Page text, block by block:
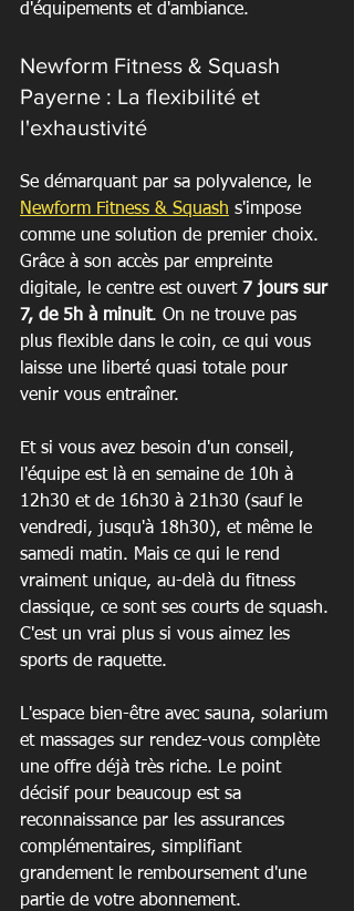
d'équipements et d'ambiance.
Newform Fitness & Squash
Payerne : La flexibilité et
l'exhaustivité
Se démarquant par sa polyvalence, le
Newform Fitness & Squash s'impose
comme une solution de premier choix.
Grâce à son accès par empreinte
digitale, le centre est ouvert 7 jours sur
7, de 5h à minuit. On ne trouve pas
plus flexible dans le coin, ce qui vous
laisse une liberté quasi totale pour
venir vous entraîner.
Et si vous avez besoin d'un conseil,
l'équipe est là en semaine de 10h à
12h30 et de 16h30 à 21h30 (sauf le
vendredi, jusqu'à 18h30), et même le
samedi matin. Mais ce qui le rend
vraiment unique, au-delà du fitness
classique, ce sont ses courts de squash.
C'est un vrai plus si vous aimez les
sports de raquette.
L'espace bien-être avec sauna, solarium
et massages sur rendez-vous complète
une offre déjà très riche. Le point
décisif pour beaucoup est sa
reconnaissance par les assurances
complémentaires, simplifiant
grandement le remboursement d'une
partie de votre abonnement.